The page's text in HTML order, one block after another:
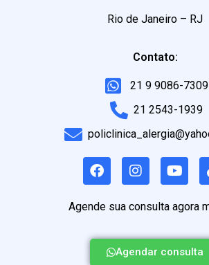
Rio de Janeiro – RJ
Contato:
21 9 9086-7309
21 2543-1939
Agende sua consulta agora
Agendar consulta